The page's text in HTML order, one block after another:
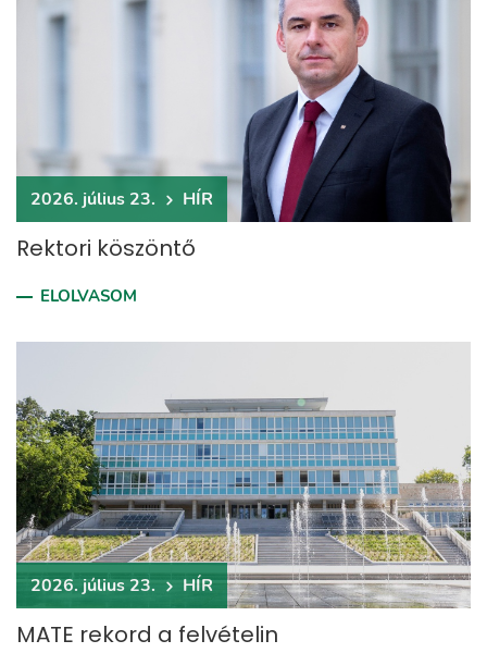
2026. július 23. HÍR
Rektori köszöntő
ELOLVASOM
2026. július 23. HÍR
MATE rekord a felvételin